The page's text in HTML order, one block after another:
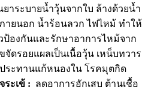
าระบายน้ำวุ้นจากใบ ล้างด้วยน้ำ
ายนอก น้ำร้อนลวก ไฟไหม้ ทำให้
ป้องกันและรักษาอาการไหม้จาก
ดรอยแผลเป็นเนื้อวุ้น เหน็บทวาร
ระทานแก้หนองใน โรคมุตกิด
ระเข้ : ลดอาการอักเสบ ต้านเชื้อ